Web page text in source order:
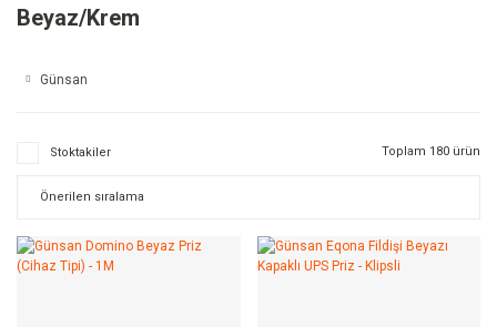
Beyaz/Krem
Günsan
Stoktakiler Toplam 180 ürün